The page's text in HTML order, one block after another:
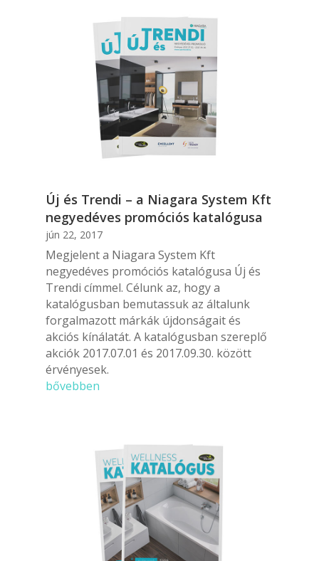
Új és Trendi – a Niagara System Kft
negyedéves promóciós katalógusa
jún 22, 2017
Megjelent a Niagara System Kft
negyedéves promóciós katalógusa Új és
Trendi címmel. Célunk az, hogy a
katalógusban bemutassuk az általunk
forgalmazott márkák újdonságait és
akciós kínálatát. A katalógusban szereplő
akciók 2017.07.01 és 2017.09.30. között
érvényesek.
bővebben